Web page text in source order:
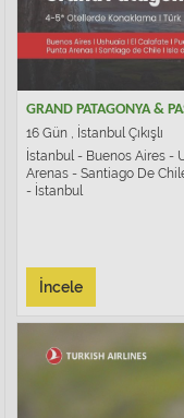
GRAND PATAGONYA &
16 Gün , İstanbul Çıkışlı
İstanbul - Buenos Aires -
Arenas - Santiago De
- İstanbul
İncele